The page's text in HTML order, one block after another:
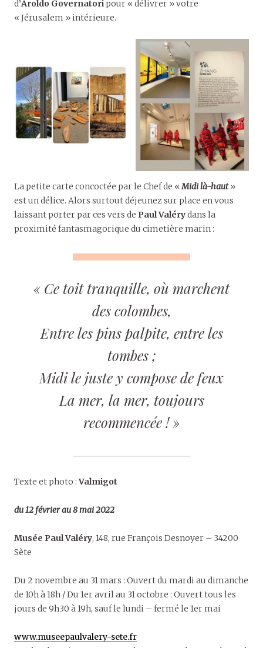
d’Aroldo Governatoripour « délivrer » votre
« Jérusalem » intérieure.
La petite carte concoctée par le Chef de « Midi là-haut»
est un délice. Alors surtout déjeunez sur place en vous
laissant porter par ces vers de Paul Valérydans la
proximité fantasmagorique du cimetière marin :
« Ce toit tranquille, où marchent
des colombes,
Entre les pins palpite, entre les
tombes ;
Midi le juste y compose de feux
La mer, la mer, toujours
recommencée ! »
Texte et photo :Valmigot
du 12 février au 8 mai 2022
Musée Paul Valéry, 148, rue François Desnoyer – 34200
Sète
Du 2 novembre au 31 mars : Ouvert du mardi au dimanche
de 10h à 18h / Du 1er avril au 31 octobre : Ouvert tous les
jours de 9h30 à 19h, sauf le lundi – fermé le 1er mai
www.museepaulvalery-sete.fr